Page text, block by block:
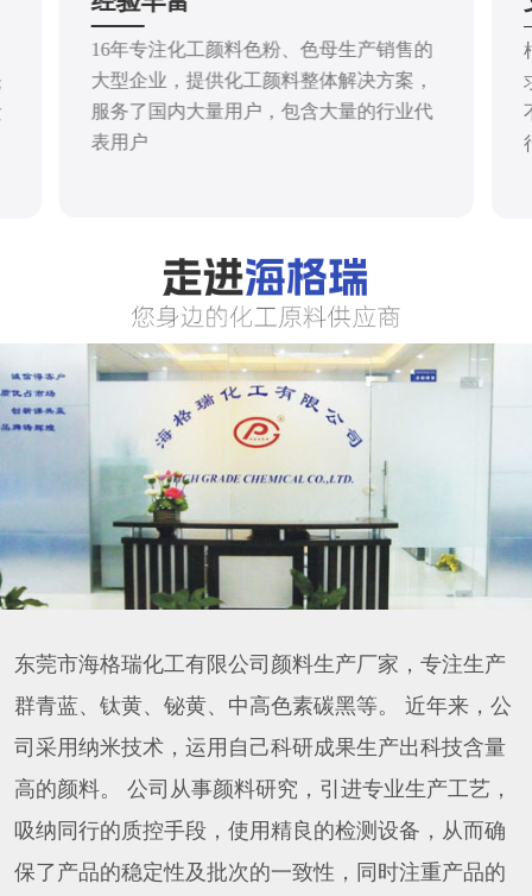
16年专注化工颜料色粉、色母生产销售的
大型企业，提供化工颜料整体解决方案，
服务了国内大量用户，包含大量的行业代
表用户
东莞市海格瑞化工有限公司颜料生产厂家，专注生产
群青蓝、钛黄、铋黄、中高色素碳黑等。 近年来，公
司采用纳米技术，运用自己科研成果生产出科技含量
高的颜料。 公司从事颜料研究，引进专业生产工艺，
吸纳同行的质控手段，使用精良的检测设备，从而确
保了产品的稳定性及批次的一致性，同时注重产品的